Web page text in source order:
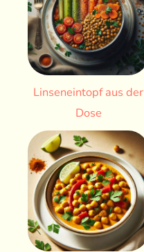
Linseneintopf aus der
Dose